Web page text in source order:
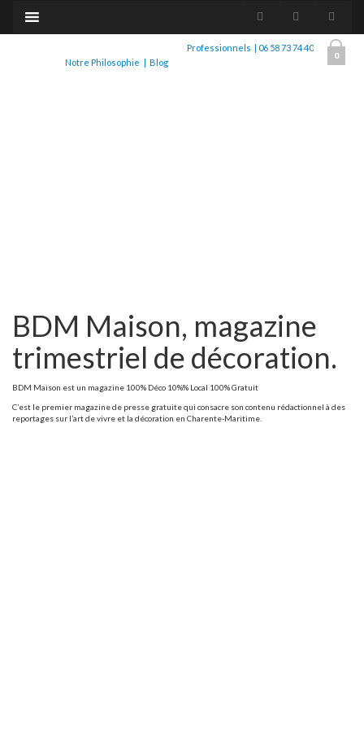
0
Notre Philosophie | Blog
Professionnels | 06 58 73 74 40
BDM Maison, magazine
trimestriel de décoration.
BDM Maison est un magazine 100% Déco 10%% Local 100% Gratuit
C’est le premier magazine de presse gratuite qui consacre son contenu rédactionnel à des
reportages sur l’art de vivre et la décoration en Charente-Maritime.